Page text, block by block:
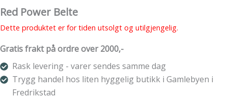
Red Power Belte
Dette produktet er for tiden utsolgt og utilgjengelig.
Gratis frakt på ordre over 2000,-
Rask levering - varer sendes samme dag
Trygg handel hos liten hyggelig butikk i Gamlebyen i
Fredrikstad